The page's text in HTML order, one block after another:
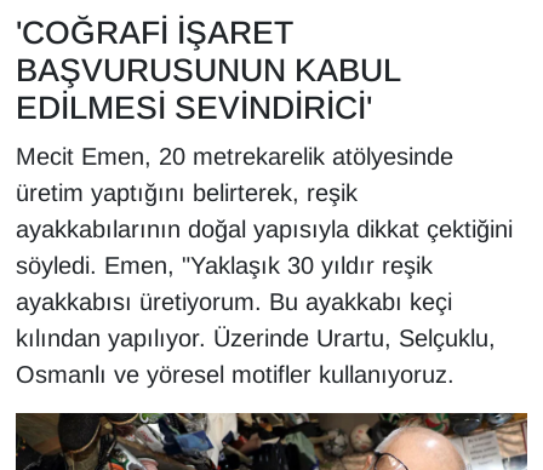
'COĞRAFİ İŞARET
BAŞVURUSUNUN KABUL
EDİLMESİ SEVİNDİRİCİ'
Mecit Emen, 20 metrekarelik atölyesinde
üretim yaptığını belirterek, reşik
ayakkabılarının doğal yapısıyla dikkat çektiğini
söyledi. Emen, "Yaklaşık 30 yıldır reşik
ayakkabısı üretiyorum. Bu ayakkabı keçi
kılından yapılıyor. Üzerinde Urartu, Selçuklu,
Osmanlı ve yöresel motifler kullanıyoruz.
SPOR
TEBRİK
Turizm
VAN'DA SPOR
YAŞAM
YEREL